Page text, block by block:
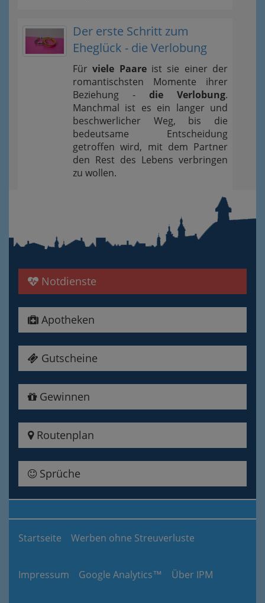
Der erste Schritt zum
Eheglück - die Verlobung
Fürviele Paareist sie einer der
romantischsten Momente ihrer
Beziehung - die Verlobung.
Manchmal ist es ein langer und
beschwerlicher Weg, bis die
bedeutsame Entscheidung
getroffen wird, mit dem Partner
den Rest des Lebens verbringen
zu wollen.
Notdienste
Apotheken
Gutscheine
Gewinnen
Routenplan
Sprüche
Startseite Werben ohne Streuverluste
Impressum Google Analytics™ Über IPM